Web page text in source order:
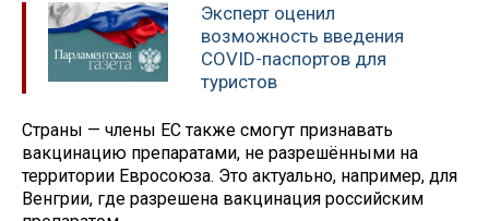
Эксперт оценил
возможность введения
COVID-паспортов для
туристов
Страны — члены ЕС также смогут признавать
вакцинацию препаратами, не разрешёнными на
территории Евросоюза. Это актуально, например, для
Венгрии, где разрешена вакцинация российским